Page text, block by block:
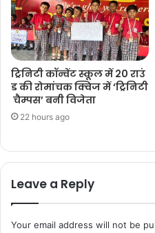
ट्रिनिटी कॉन्वेंट स्कूल में 20 राउं
ड की रोमांचक क्विज में ‘ट्रिनिटी
चैम्पस’ बनी विजेता
22 hours ago
Leave a Reply
Your email address will not be